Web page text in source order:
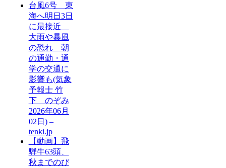
台風6号 東
海へ明日3日
に最接近
大雨や暴風
の恐れ 朝
の通勤・通
学の交通に
影響も(気象
予報士 竹
下 のぞみ
2026年06月
02日) –
tenki.jp
【動画】飛
騨牛63頭、
秋までのび